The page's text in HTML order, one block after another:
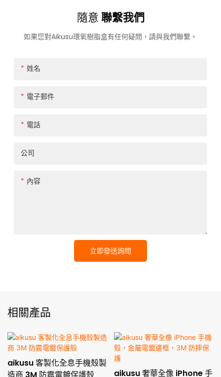
隨意聯繫我們
如果您對Aikusu環氧樹脂盒有任何疑問，請與我們聯繫。
姓名
電子郵件
電話
公司
內容
立即發送詢問
相關產品
aikusu 客製化全息手機殼製
aikusu 奢華全像 iPhone 手